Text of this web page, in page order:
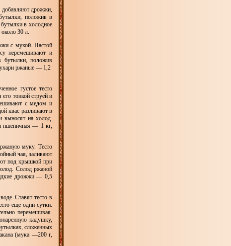
добавляют дрожжи,
положив в
в холодное
30 л.
с мукой. Настой
перемешивают и
бутылки, положив
ржаные — 1,2
густое тесто
тонкой струей и
с медом и
квас разливают в
выносят на холод.
пшеничная — 1 кг,
муку. Тесто
чая, заливают
под крышкой при
Солод ржаной
дрожжи — 0,5
Ставят тесто в
еще одни сутки.
перемешивая.
кадушку,
сложенных
(мука —200 г,